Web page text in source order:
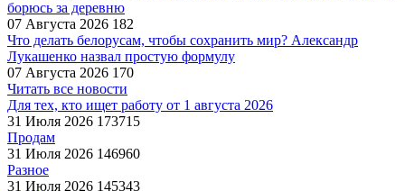
борюсь за деревню
07 Августа 2026 182
Что делать белорусам, чтобы сохранить мир? Александр
Лукашенко назвал простую формулу
07 Августа 2026 170
Читать все новости
Для тех, кто ищет работу от 1 августа 2026
31 Июля 2026 173715
Продам
31 Июля 2026 146960
Разное
31 Июля 2026 145343